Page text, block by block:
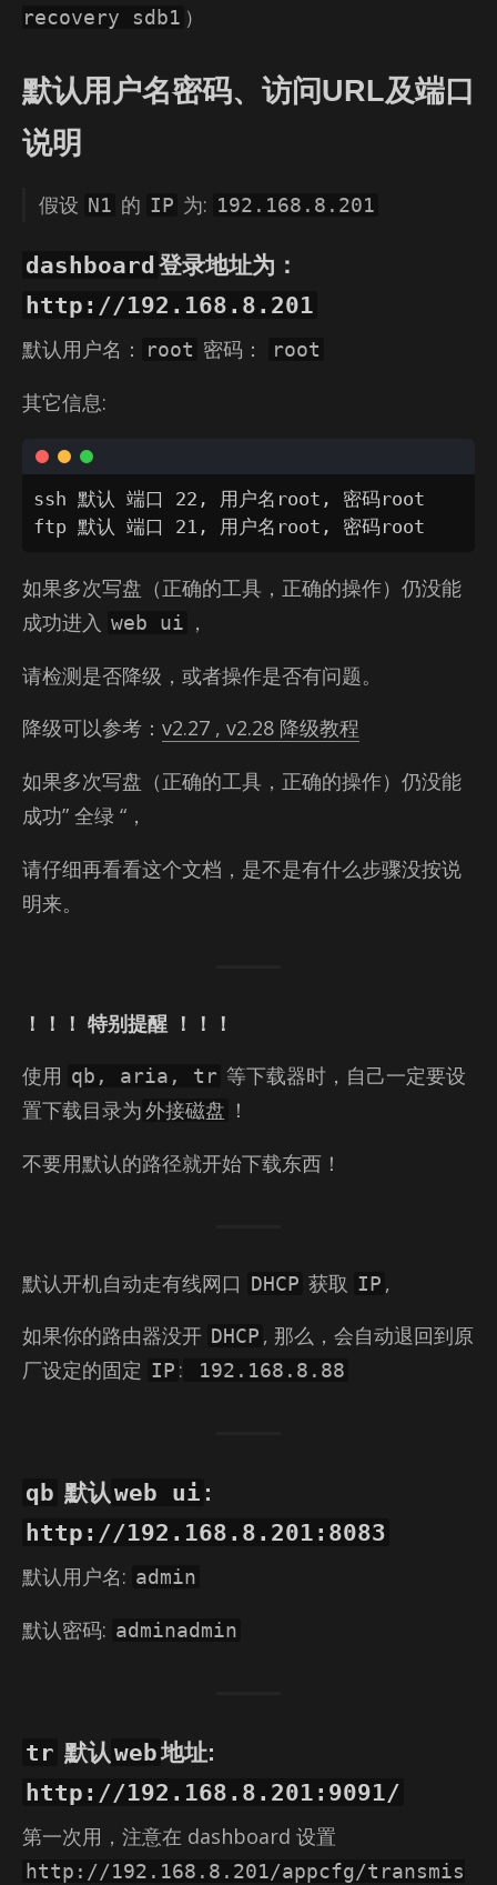
recovery sdb1 ）
默认用户名密码、访问URL及端口
说明
假设 N1 的 IP 为: 192.168.8.201
dashboard 登录地址为：
http://192.168.8.201
默认用户名： root 密码： root
其它信息:
ssh 默认 端口 22, 用户名root, 密码root
ftp 默认 端口 21, 用户名root, 密码root
如果多次写盘（正确的工具，正确的操作）仍没能
成功进入 web ui ，
请检测是否降级，或者操作是否有问题。
降级可以参考： v2.27 , v2.28 降级教程
如果多次写盘（正确的工具，正确的操作）仍没能
成功” 全绿 “，
请仔细再看看这个文档，是不是有什么步骤没按说
明来。
！！！ 特别提醒 ！！！
使用 qb, aria, tr 等下载器时，自己一定要设
置下载目录为外接磁盘 ！
不要用默认的路径就开始下载东西！
默认开机自动走有线网口 DHCP 获取 IP ,
如果你的路由器没开 DHCP , 那么，会自动退回到原
厂设定的固定 IP : 192.168.8.88
qb 默认 web ui :
http://192.168.8.201:8083
默认用户名: admin
默认密码: adminadmin
tr 默认 web地址:
http://192.168.8.201:9091/
第一次用，注意在 dash­board 设置
http://192.168.8.201/appcfg/transmis